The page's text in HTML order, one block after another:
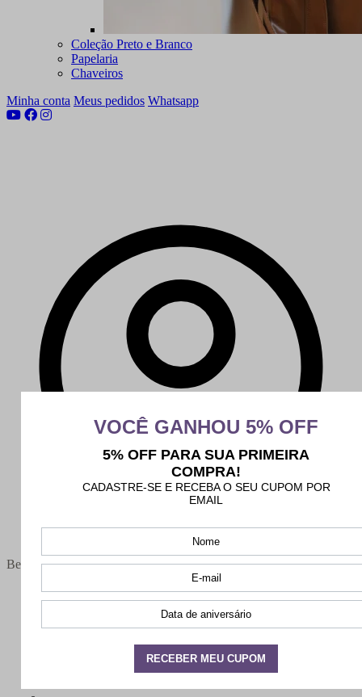
Coleção Preto e Branco
Papelaria
Chaveiros
Minha conta Meus pedidos Whatsapp
Bem-vindo(a),
Minha conta